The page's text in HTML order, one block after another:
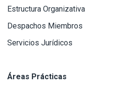
Estructura Organizativa
Despachos Miembros
Servicios Jurídicos
Áreas Prácticas